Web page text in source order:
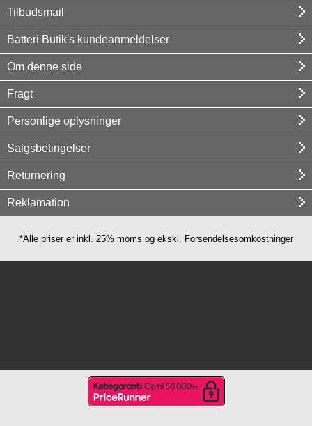
Tilbudsmail
Batteri Butik's kundeanmeldelser
Om denne side
Fragt
Personlige oplysninger
Salgsbetingelser
Returnering
Reklamation
*Alle priser er inkl. 25% moms og ekskl. Forsendelsesomkostninger